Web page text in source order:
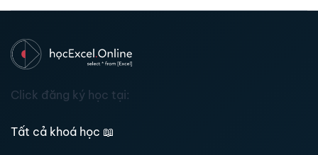
Click đăng ký học tại:
Tất cả khoá học 📖